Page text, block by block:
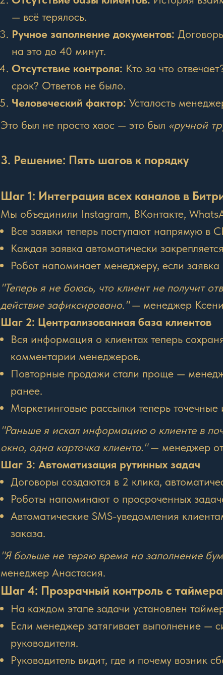
— всё терялось.
Ручное заполнение документов:
на это до 40 минут.
Отсутствие контроля: Кто за что
срок? Ответов не было.
Человеческий фактор: Усталость
Это был не просто хаос — это был «ручной
3. Решение: Пять шагов к порядку
Шаг 1: Интеграция всех каналов в
Мы объединили Instagram, ВКонтакте,
Все заявки теперь поступают напрямую в
Каждая заявка автоматически
Робот напоминает менеджеру, если
"Теперь я не боюсь, что клиент не получит
действие зафиксировано."— менеджер
Шаг 2: Централизованная база клиентов
Вся информация о клиентах теперь
комментарии менеджеров.
Повторные продажи стали проще —
ранее.
Маркетинговые рассылки теперь
"Раньше я искал информацию о клиенте в
окно, одна карточка клиента."— менеджер
Шаг 3: Автоматизация рутинных задач
Договоры создаются в 2 клика,
Роботы напоминают о просроченных
Автоматические SMS-уведомления
заказа.
"Я больше не теряю время на заполнение
менеджер Анастасия.
Шаг 4: Прозрачный контроль с
На каждом этапе задачи установлен
Если менеджер затягивает выполнение —
руководителя.
Руководитель видит, где и почему возник